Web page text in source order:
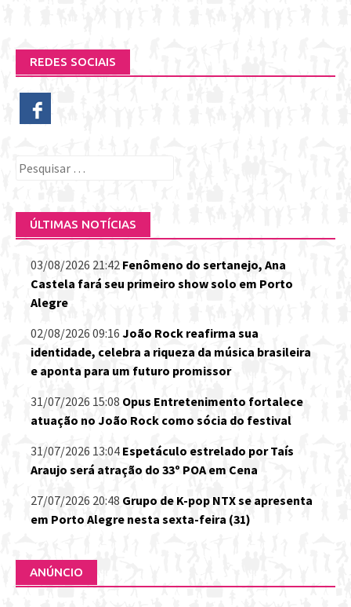
REDES SOCIAIS
Pesquisar
ÚLTIMAS NOTÍCIAS
03/08/2026 21:42 Fenômeno do sertanejo, Ana
Castela fará seu primeiro show solo em Porto
Alegre
02/08/2026 09:16 João Rock reafirma sua
identidade, celebra a riqueza da música brasileira
e aponta para um futuro promissor
31/07/2026 15:08 Opus Entretenimento fortalece
atuação no João Rock como sócia do festival
31/07/2026 13:04 Espetáculo estrelado por Taís
Araujo será atração do 33º POA em Cena
27/07/2026 20:48 Grupo de K-pop NTX se apresenta
em Porto Alegre nesta sexta-feira (31)
ANÚNCIO